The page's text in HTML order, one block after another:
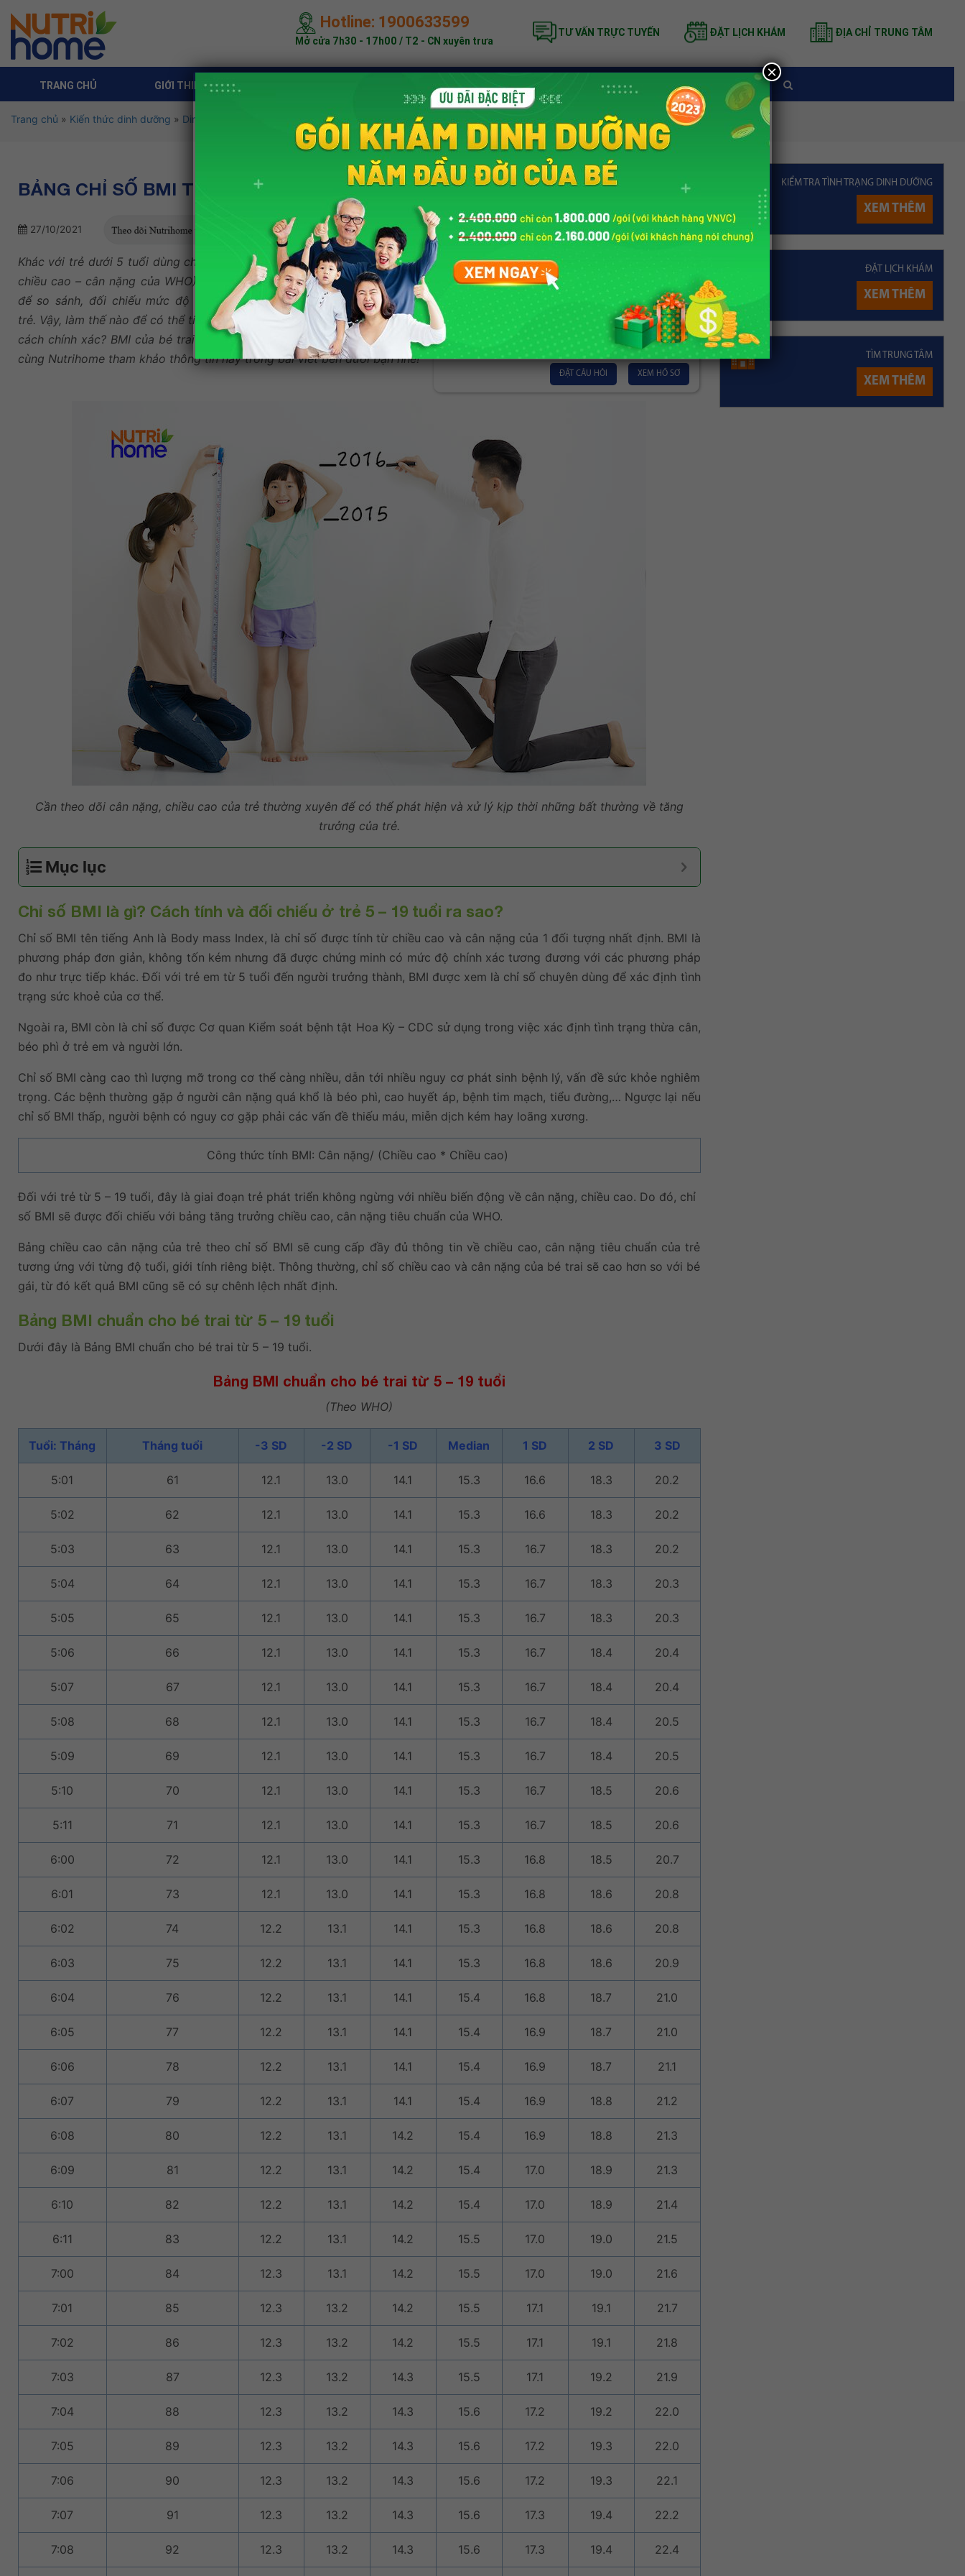
Hotline: 1900633599
Mở cửa 7h30 - 17h00 / T2 - CN xuyên trưa
TƯ VẤN TRỰC TUYẾN ĐẶT LỊCH KHÁM ĐỊA CHỈ TRUNG TÂM
TRANG CHỦ GIỚI THIỆU KHÁM DINH DƯỠNG BẢNG GIÁ TIN TỨC
Trang chủ » Kiến thức dinh dưỡng » Dinh dưỡng theo độ tuổi » Dinh dưỡng trẻ em » Bảng chỉ số BMI trẻ từ 5 – 19 tuổi
BẢNG CHỈ SỐ BMI TRẺ TỪ 5 – 19 TUỔI
27/10/2021 Tác giả: Trung tâm Dinh dưỡng Nutrihome
Tư vấn chuyên môn bài viết
BS Trần Thị Trà Phương
Bác sĩ Dinh dưỡng
Trung tâm Dinh dưỡng
Nutrihome
ĐẶT CÂU HỎI XEM HỒ SƠ
Khác với trẻ dưới 5 tuổi dùng chỉ số Zcore (theo bảng chuẩn tăng trưởng
chiều cao – cân nặng của WHO), thì trẻ từ 5 -19 tuổi sẽ dùng chỉ số BMI
để so sánh, đối chiếu mức độ tăng trưởng cân nặng và chiều cao của
trẻ. Vậy, làm thế nào để có thể tính được chỉ số BMI của trẻ 5-19 tuổi một
cách chính xác? BMI của bé trai và bé gái có khác nhau hay không? Hãy
cùng Nutrihome tham khảo thông tin này trong bài viết bên dưới bạn nhé!
Cần theo dõi cân nặng, chiều cao của trẻ thường xuyên để có thể phát hiện và xử lý kịp thời những bất thường về tăng
trưởng của trẻ.
Mục lục
Chỉ số BMI là gì? Cách tính và đối chiếu ở trẻ 5 – 19 tuổi ra sao?
Chỉ số BMI tên tiếng Anh là Body mass Index, là chỉ số được tính từ chiều cao và cân nặng của 1 đối tượng nhất định. BMI là
phương pháp đơn giản, không tốn kém nhưng đã được chứng minh có mức độ chính xác tương đương với các phương pháp
đo như trực tiếp khác. Đối với trẻ em từ 5 tuổi đến người trưởng thành, BMI được xem là chỉ số chuyên dùng để xác định tình
trạng sức khoẻ của cơ thể.
Ngoài ra, BMI còn là chỉ số được Cơ quan Kiểm soát bệnh tật Hoa Kỳ – CDC sử dụng trong việc xác định tình trạng thừa cân,
béo phì ở trẻ em và người lớn.
Chỉ số BMI càng cao thì lượng mỡ trong cơ thể càng nhiều, dẫn tới nhiều nguy cơ phát sinh bệnh lý, vấn đề sức khỏe nghiêm
trọng. Các bệnh thường gặp ở người cân nặng quá khổ là béo phì, cao huyết áp, bệnh tim mạch, tiểu đường,… Ngược lại nếu
chỉ số BMI thấp, người bệnh có nguy cơ gặp phải các vấn đề thiếu máu, miễn dịch kém hay loãng xương.
Công thức tính BMI: Cân nặng/ (Chiều cao * Chiều cao)
Đối với trẻ từ 5 – 19 tuổi, đây là giai đoạn trẻ phát triển không ngừng với nhiều biến động về cân nặng, chiều cao. Do đó, chỉ
số BMI sẽ được đối chiếu với bảng tăng trưởng chiều cao, cân nặng tiêu chuẩn của WHO.
Bảng chiều cao cân nặng của trẻ theo chỉ số BMI sẽ cung cấp đầy đủ thông tin về chiều cao, cân nặng tiêu chuẩn của trẻ
tương ứng với từng độ tuổi, giới tính riêng biệt. Thông thường, chỉ số chiều cao và cân nặng của bé trai sẽ cao hơn so với bé
gái, từ đó kết quả BMI cũng sẽ có sự chênh lệch nhất định.
Bảng BMI chuẩn cho bé trai từ 5 – 19 tuổi
Dưới đây là Bảng BMI chuẩn cho bé trai từ 5 – 19 tuổi.
Bảng BMI chuẩn cho bé trai từ 5 – 19 tuổi
(Theo WHO)
Tuổi: Tháng Tháng tuổi -3 SD -2 SD -1 SD Median 1 SD 2 SD 3 SD
5:01 61 12.1 13.0 14.1 15.3 16.6 18.3 20.2
5:02 62 12.1 13.0 14.1 15.3 16.6 18.3 20.2
5:03 63 12.1 13.0 14.1 15.3 16.7 18.3 20.2
5:04 64 12.1 13.0 14.1 15.3 16.7 18.3 20.3
5:05 65 12.1 13.0 14.1 15.3 16.7 18.3 20.3
5:06 66 12.1 13.0 14.1 15.3 16.7 18.4 20.4
5:07 67 12.1 13.0 14.1 15.3 16.7 18.4 20.4
5:08 68 12.1 13.0 14.1 15.3 16.7 18.4 20.5
5:09 69 12.1 13.0 14.1 15.3 16.7 18.4 20.5
5:10 70 12.1 13.0 14.1 15.3 16.7 18.5 20.6
5:11 71 12.1 13.0 14.1 15.3 16.7 18.5 20.6
6:00 72 12.1 13.0 14.1 15.3 16.8 18.5 20.7
6:01 73 12.1 13.0 14.1 15.3 16.8 18.6 20.8
6:02 74 12.2 13.1 14.1 15.3 16.8 18.6 20.8
6:03 75 12.2 13.1 14.1 15.3 16.8 18.6 20.9
6:04 76 12.2 13.1 14.1 15.4 16.8 18.7 21.0
6:05 77 12.2 13.1 14.1 15.4 16.9 18.7 21.0
6:06 78 12.2 13.1 14.1 15.4 16.9 18.7 21.1
6:07 79 12.2 13.1 14.1 15.4 16.9 18.8 21.2
6:08 80 12.2 13.1 14.2 15.4 16.9 18.8 21.3
6:09 81 12.2 13.1 14.2 15.4 17.0 18.9 21.3
6:10 82 12.2 13.1 14.2 15.4 17.0 18.9 21.4
6:11 83 12.2 13.1 14.2 15.5 17.0 19.0 21.5
7:00 84 12.3 13.1 14.2 15.5 17.0 19.0 21.6
7:01 85 12.3 13.2 14.2 15.5 17.1 19.1 21.7
7:02 86 12.3 13.2 14.2 15.5 17.1 19.1 21.8
7:03 87 12.3 13.2 14.3 15.5 17.1 19.2 21.9
7:04 88 12.3 13.2 14.3 15.6 17.2 19.2 22.0
7:05 89 12.3 13.2 14.3 15.6 17.2 19.3 22.0
7:06 90 12.3 13.2 14.3 15.6 17.2 19.3 22.1
7:07 91 12.3 13.2 14.3 15.6 17.3 19.4 22.2
7:08 92 12.3 13.2 14.3 15.6 17.3 19.4 22.4
KIỂM TRA TÌNH TRẠNG DINH DƯỠNG
XEM THÊM
ĐẶT LỊCH KHÁM
XEM THÊM
TÌM TRUNG TÂM
XEM THÊM
×